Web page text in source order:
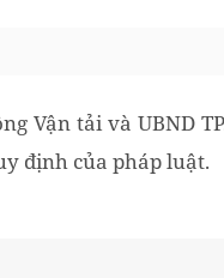
Vận tải và UBND
định của pháp luật.